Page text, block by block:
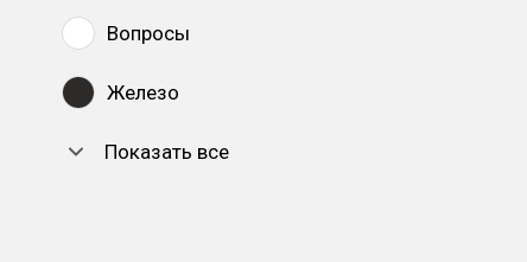
Вопросы
Железо
Показать все